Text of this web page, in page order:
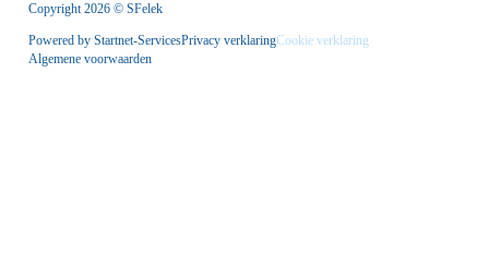
Copyright 2026 © SFelek
Powered by Startnet-ServicesPrivacy verklaringCookie verklaring
Algemene voorwaarden